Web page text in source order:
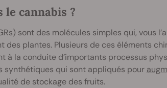
le cannabis ?
sont des molécules simples qui, vous
des plantes. Plusieurs de ces éléments
à la conduite d’importants processus
synthétiques qui sont appliqués pour
de stockage des fruits.